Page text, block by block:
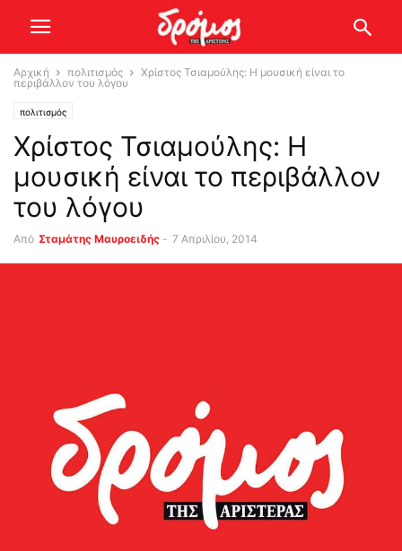
Αρχική πολιτισμός
Χρίστος Τσιαμούλης: Η μουσική είναι το
περιβάλλον του λόγου
πολιτισμός
Χρίστος Τσιαμούλης: Η
μουσική είναι το περιβάλλον
του λόγου
Από Σταμάτης Μαυροειδής - 7 Απριλίου, 2014